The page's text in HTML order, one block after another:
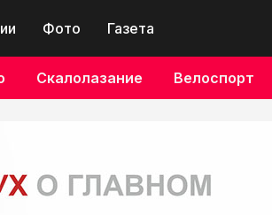
Фото Газета
Скалолазание Велоспорт